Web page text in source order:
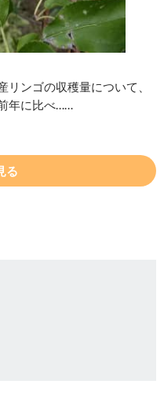
ンゴの収穫量について、
年に比べ……
る